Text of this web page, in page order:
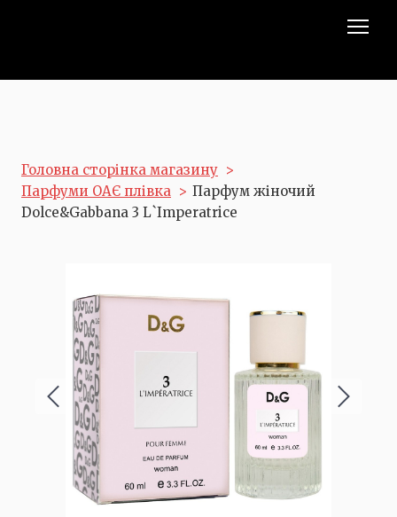
Головна сторінка магазину
Парфуми ОАЄ плівка
Парфум жіночий
Dolce&Gabbana 3 L`Imperatrice